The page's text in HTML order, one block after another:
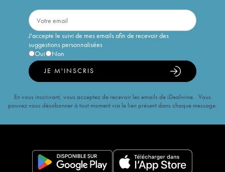
J'accepte le suivi de mes emails afin de recevoir des
suggestions personnalisées
Oui
Non
JE M'INSCRIS
En vous inscrivant, vous acceptez de recevoir les emails de iDealwine. Vous
pouvez vous désabonner à tout moment via le lien présent dans chaque message.